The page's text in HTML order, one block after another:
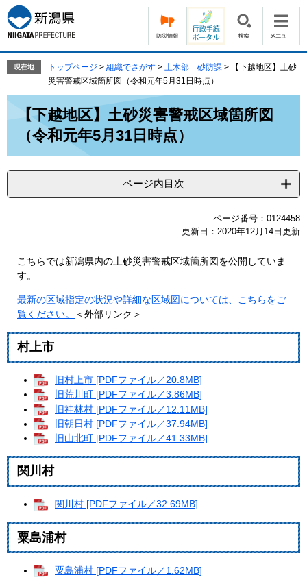
ー
ジ
の
で
ニ
ュ
ー
ば
現在地 トップページ > 組織でさがす > 土木部 砂防課 >
【下越地区】土砂
災害警戒区域箇所図（令和元年5月31日時点）
【下越地区】土砂災害警戒区域箇所図
（令和元年5月31日時点）
ページ内目次
ページ番号：0124458
更新日：2020年12月14日更新
こちらでは新潟県内の土砂災害警戒区域箇所図を公開していま
す。
最新の区域指定の状況や詳細な区域図については、こちらをご
覧ください。
＜外部リンク＞
村上市
旧村上市 [PDFファイル／20.8MB]
旧荒川町 [PDFファイル／3.86MB]
旧神林村 [PDFファイル／12.11MB]
旧朝日村 [PDFファイル／37.94MB]
旧山北町 [PDFファイル／41.33MB]
関川村
関川村 [PDFファイル／32.69MB]
粟島浦村
粟島浦村 [PDFファイル／1.62MB]